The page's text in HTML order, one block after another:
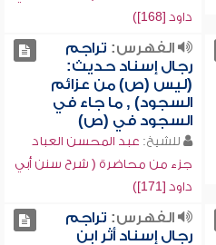
داود [168])
الفهرس: تراجم
رجال إسناد حديث:
(ليس (ص) من عزائم
السجود) , ما جاء في
السجود في (ص)
للشيخ: عبد المحسن العباد
جزء من محاضرة ( شرح سنن أبي
داود [171])
الفهرس: تراجم
رجال إسناد أثر ابن